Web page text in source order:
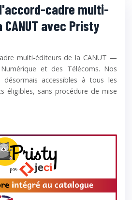
cadre multi-
avec Pristy
multi-éditeurs de la CANUT —
et des Télécoms. Nos
accessibles à tous les
éligibles, sans procédure de mise